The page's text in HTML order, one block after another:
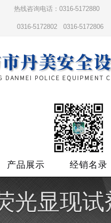
热线咨询电话：0316-5172880
0316-5172802 0316-5172806
产品展示 经销名录
光显现试